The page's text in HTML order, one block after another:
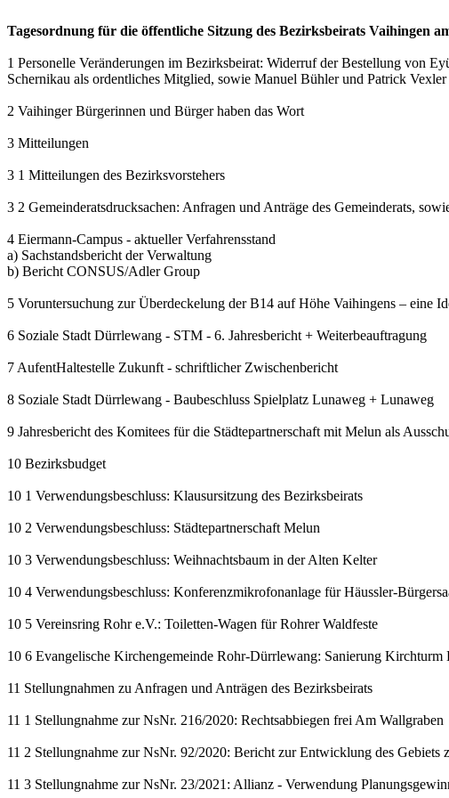
Tagesordnung für die öffentliche Sitzung des Bezirksbeirats Vaihingen
1 Personelle Veränderungen im Bezirksbeirat: Widerruf der Bestellung von
Schernikau als ordentliches Mitglied, sowie Manuel Bühler und Patrick
2 Vaihinger Bürgerinnen und Bürger haben das Wort
3 Mitteilungen
3 1 Mitteilungen des Bezirksvorstehers
3 2 Gemeinderatsdrucksachen: Anfragen und Anträge des Gemeinderats,
4 Eiermann-Campus - aktueller Verfahrensstand
a) Sachstandsbericht der Verwaltung
b) Bericht CONSUS/Adler Group
5 Voruntersuchung zur Überdeckelung der B14 auf Höhe Vaihingens – eine
6 Soziale Stadt Dürrlewang - STM - 6. Jahresbericht + Weiterbeauftragung
7 AufentHaltestelle Zukunft - schriftlicher Zwischenbericht
8 Soziale Stadt Dürrlewang - Baubeschluss Spielplatz Lunaweg + Lunaweg
9 Jahresbericht des Komitees für die Städtepartnerschaft mit Melun als
10 Bezirksbudget
10 1 Verwendungsbeschluss: Klausursitzung des Bezirksbeirats
10 2 Verwendungsbeschluss: Städtepartnerschaft Melun
10 3 Verwendungsbeschluss: Weihnachtsbaum in der Alten Kelter
10 4 Verwendungsbeschluss: Konferenzmikrofonanlage für Häussler-
10 5 Vereinsring Rohr e.V.: Toiletten-Wagen für Rohrer Waldfeste
10 6 Evangelische Kirchengemeinde Rohr-Dürrlewang: Sanierung Kirchturm
11 Stellungnahmen zu Anfragen und Anträgen des Bezirksbeirats
11 1 Stellungnahme zur NsNr. 216/2020: Rechtsabbiegen frei Am Wallgraben
11 2 Stellungnahme zur NsNr. 92/2020: Bericht zur Entwicklung des
11 3 Stellungnahme zur NsNr. 23/2021: Allianz - Verwendung